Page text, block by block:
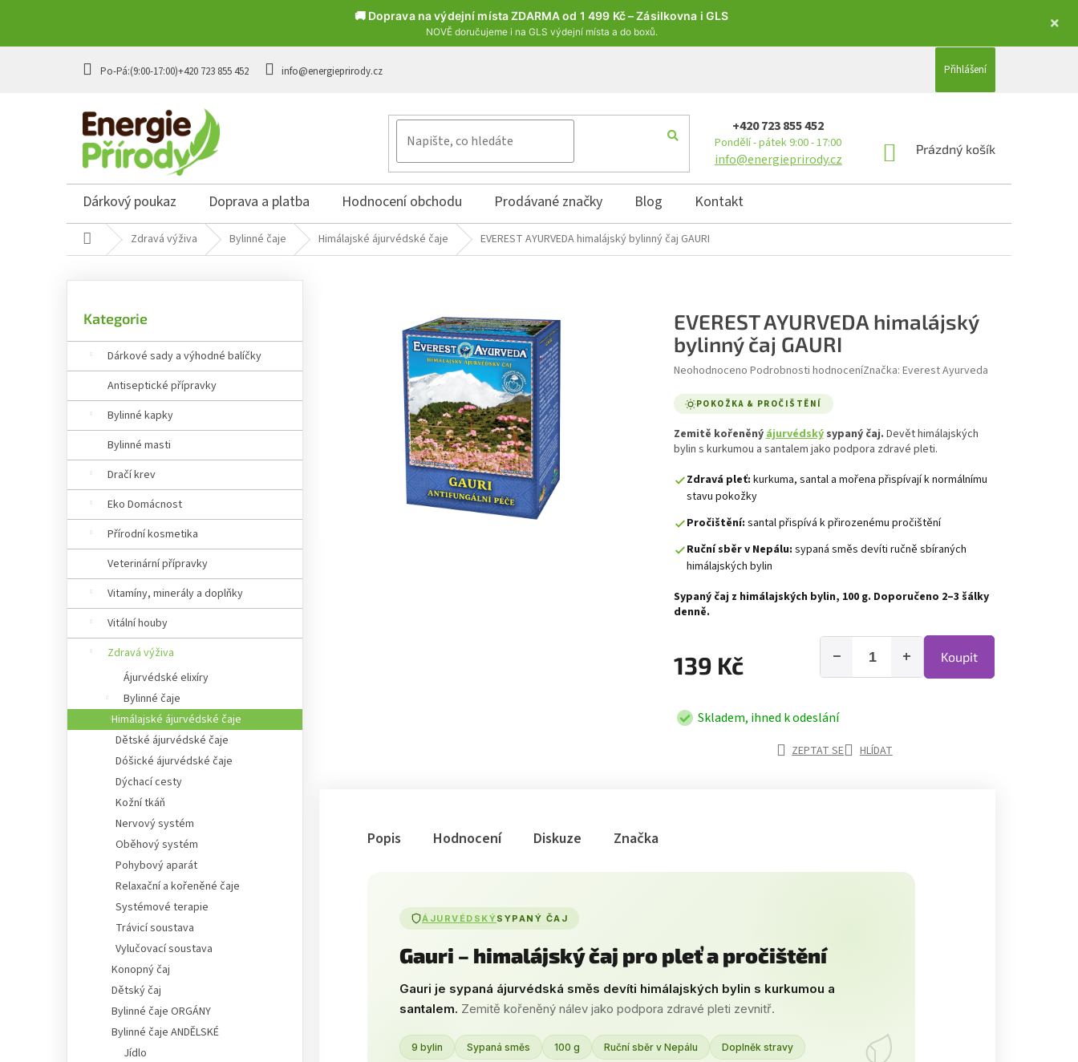
🚚 Doprava na výdejní místa ZDARMA od 1 499 Kč – Zásilkovna i GLS
NOVĚ doručujeme i na GLS výdejní místa a do boxů.
+420 723 855 452 info@energieprirody.cz Přihlášení
+420 723 855 452
Pondělí - pátek 9:00 - 17:00
info@energieprirody.cz
NÁKUPNÍ KOŠÍK
Prázdný košík
Dárkový poukaz Doprava a platba Hodnocení obchodu Prodávané značky Blog Kontakt
Domů Zdravá výživa Bylinné čaje Himálajské ájurvédské čaje EVEREST AYURVEDA himalájský bylinný čaj GAURI
Kategorie
Dárkové sady a výhodné balíčky
Antiseptické přípravky
Bylinné kapky
Bylinné masti
Dračí krev
Eko Domácnost
Přírodní kosmetika
Veterinární přípravky
Vitamíny, minerály a doplňky
Vitální houby
Zdravá výživa
Ájurvédské elixíry
Bylinné čaje
Himálajské ájurvédské čaje
Dětské ájurvédské čaje
Dóšické ájurvédské čaje
Dýchací cesty
Kožní tkáň
Nervový systém
Oběhový systém
Pohybový aparát
Relaxační a kořeněné čaje
Systémové terapie
Trávicí soustava
Vylučovací soustava
Konopný čaj
Dětský čaj
Bylinné čaje ORGÁNY
Bylinné čaje ANDĚLSKÉ
Jídlo
EVEREST AYURVEDA himalájský
bylinný čaj GAURI
Průměrné hodnocení produktu je 0,0 z 5 hvězdiček.
Neohodnoceno Podrobnosti hodnoceníZnačka: Everest Ayurveda
POKOŽKA & PROČIŠTĚNÍ
Zemitě kořeněnýájurvédskýsypaný čaj. Devět himálajských
bylin s kurkumou a santalem jako podpora zdravé pleti.
Zdravá pleť: kurkuma, santal a mořena přispívají k normálnímu
stavu pokožky
Pročištění: santal přispívá k přirozenému pročištění
Ruční sběr v Nepálu: sypaná směs devíti ručně sbíraných
himálajských bylin
Sypaný čaj z himálajských bylin, 100 g. Doporučeno 2–3 šálky
denně.
139 Kč +
− Koupit
Skladem, ihned k odeslání
ZEPTAT SE HLÍDAT
Popis Hodnocení Diskuze Značka
ÁJURVÉDSKÝSYPANÝ ČAJ
Gauri – himalájský čaj pro pleť a pročištění
Gauri je sypaná ájurvédská směs devíti himálajských bylin s kurkumou a
santalem. Zemitě kořeněný nálev jako podpora zdravé pleti zevnitř.
9 bylin Sypaná směs 100 g Ruční sběr v Nepálu Doplněk stravy